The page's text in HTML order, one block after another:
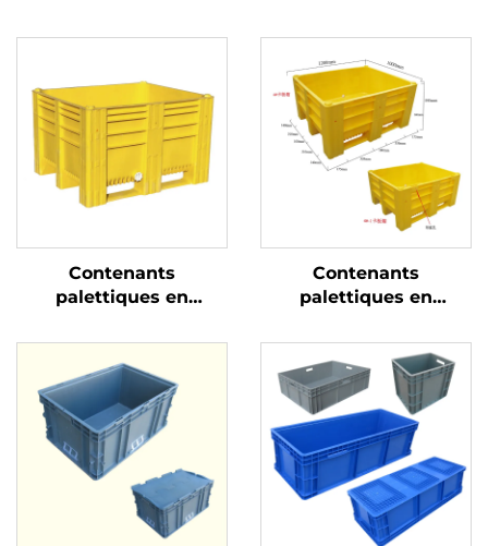
Contenants
palettiques en
pour une logistique et
un stockage efficaces.
Contenants
palettiques en
pour une logistique et
un stockage efficaces.